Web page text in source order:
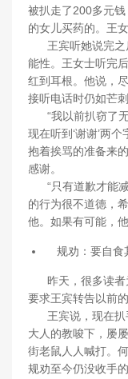
被扒走了200多元
的女儿买药的。王
王宾听她说完之
能性。王女士听完
红到耳根。他说，
接听电话时仍如芒
“我以前扒窃了无
现在听到‘谢谢’两
抱着挨骂的准备来
感谢。
“只有道歉才能减
的行为很不道德，
他。如果有可能，
规劝：要自食
昨天，很多读者
要求王宾转告以前
王宾说，现在扒
大人的教唆下，屡
街老鼠人人喊打。
规劝至今仍没收手